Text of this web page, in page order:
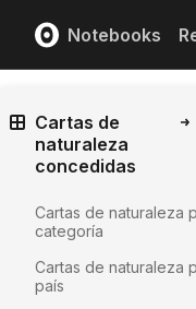
Notebooks
Cartas de
naturaleza
concedidas
Cartas de naturaleza
categoría
Cartas de naturaleza
país